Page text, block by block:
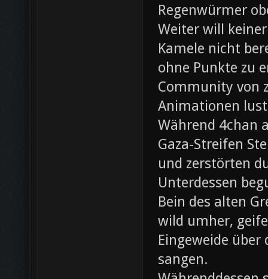
Regenwürmer
Weiter will
Kamele nicht
ohne Punkte zu
Community von
Animationen
Während 4chan
Gaza-Streifen
und zerstörten
Unterdessen
Bein des alten
wild umher,
Eingeweide
sangen.